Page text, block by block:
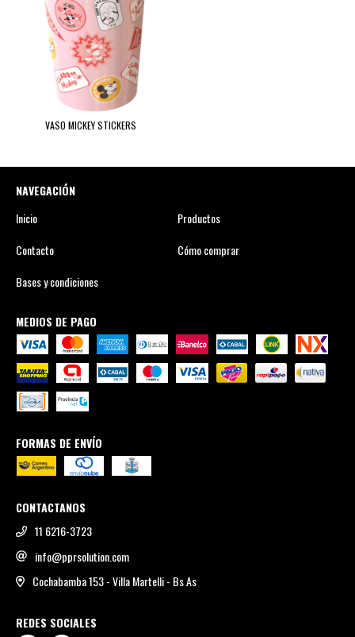
VASO MICKEY STICKERS
NAVEGACIÓN
Inicio
Productos
Contacto
Cómo comprar
Bases y condiciones
MEDIOS DE PAGO
FORMAS DE ENVÍO
CONTACTANOS
11 6216-3723
info@pprsolution.com
Cochabamba 153 - Villa Martelli - Bs As
REDES SOCIALES